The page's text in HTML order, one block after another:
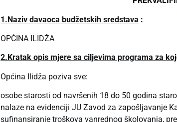
1.Naziv davaoca budžetskih sredstava :
OPĆINA ILIDŽA
2.Kratak opis mjere sa ciljevima programa za
Općina Ilidža poziva sve:
osobe starosti od navršenih 18 do 50 godina
nalaze na evidenciji JU Zavod za zapošljavanje
sufinansiranje troškova vanrednog školovanja,